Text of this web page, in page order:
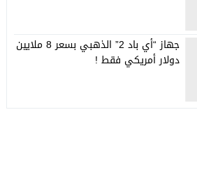
جهاز “أي باد 2” الذهبي بسعر 8 ملايين
دولار أمريكي فقط !